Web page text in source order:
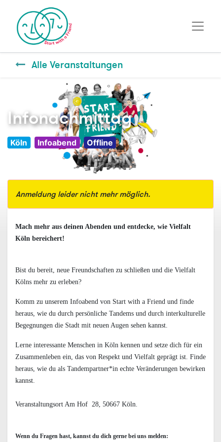
Alle Veranstaltungen
Infonachmittag
Köln Infoabend Offline
Anmeldung leider nicht mehr möglich.
Mach mehr aus deinen Abenden und entdecke, wie Vielfalt
Köln bereichert!
Bist du bereit, neue Freundschaften zu schließen und die Vielfalt
Kölns mehr zu erleben?
Komm zu unserem Infoabend von Start with a Friend und finde
heraus, wie du durch persönliche Tandems und durch interkulturelle
Begegnungen die Stadt mit neuen Augen sehen kannst.
Lerne interessante Menschen in Köln kennen und setze dich für ein
Zusammenleben ein, das von Respekt und Vielfalt geprägt ist. Finde
heraus, wie du als Tandempartner*in echte Veränderungen bewirken
kannst.
Veranstaltungsort Am Hof 28, 50667 Köln.
Wenn du Fragen hast, kannst du dich gerne bei uns melden: